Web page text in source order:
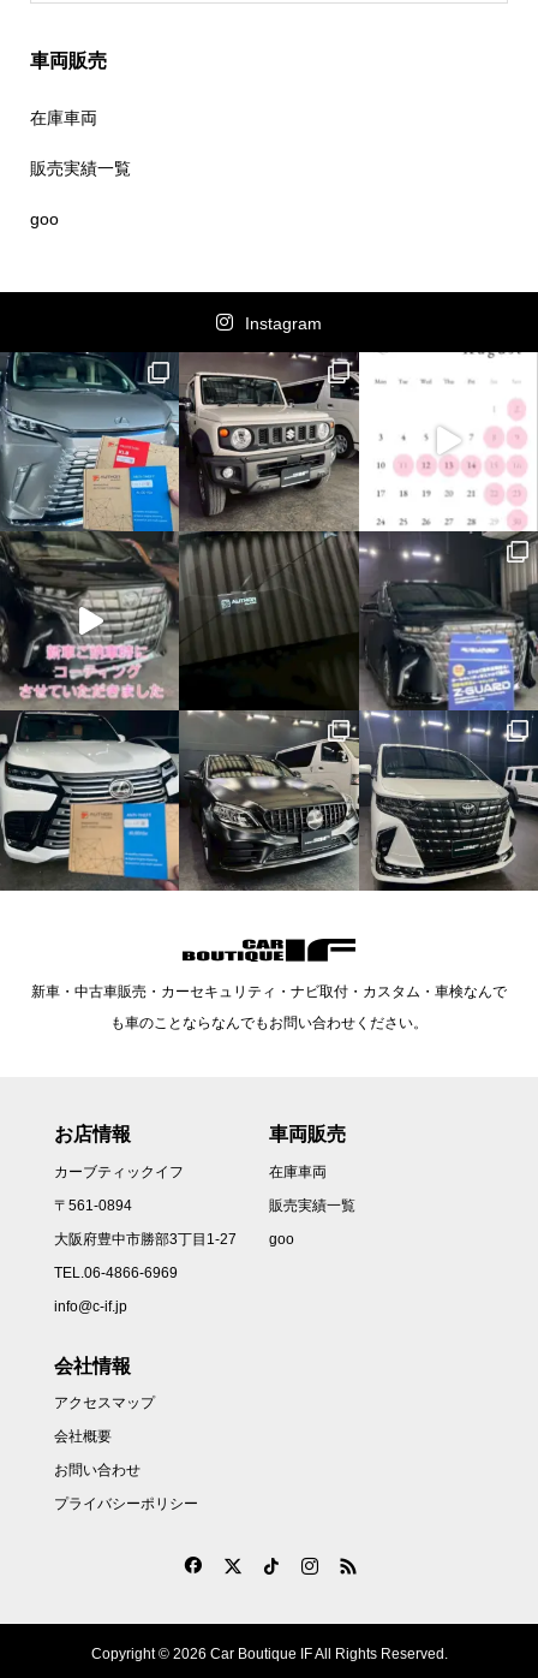
車両販売
在庫車両
販売実績一覧
goo
Instagram
新車・中古車販売・カーセキュリティ・ナビ取付・カスタム・車検なんで
も車のことならなんでもお問い合わせください。
お店情報
カーブティックイフ
〒561-0894
大阪府豊中市勝部3丁目1-27
TEL.06-4866-6969
info@c-if.jp
車両販売
在庫車両
販売実績一覧
goo
会社情報
アクセスマップ
会社概要
お問い合わせ
プライバシーポリシー
Copyright © 2026 Car Boutique IF All Rights Reserved.